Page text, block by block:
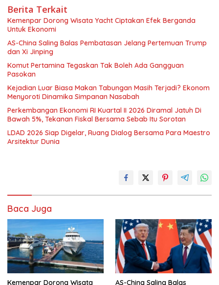
Berita Terkait
Kemenpar Dorong Wisata Yacht Ciptakan Efek Berganda
Untuk Ekonomi
AS-China Saling Balas Pembatasan Jelang Pertemuan Trump
dan Xi Jinping
Komut Pertamina Tegaskan Tak Boleh Ada Gangguan
Pasokan
Kejadian Luar Biasa Makan Tabungan Masih Terjadi? Ekonom
Menyoroti Dinamika Simpanan Nasabah
Perkembangan Ekonomi RI Kuartal II 2026 Diramal Jatuh Di
Bawah 5%, Tekanan Fiskal Bersama Sebab Itu Sorotan
LDAD 2026 Siap Digelar, Ruang Dialog Bersama Para Maestro
Arsitektur Dunia
Baca Juga
Kemenpar Dorong Wisata AS-China Saling Balas